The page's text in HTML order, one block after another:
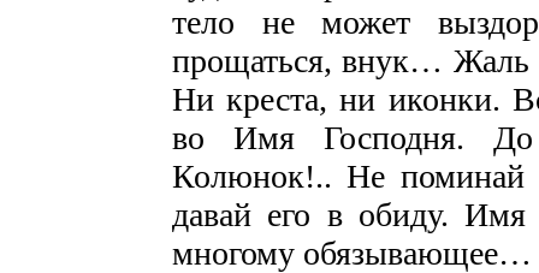
тело не может
прощаться, внук… Жаль
Ни креста, ни иконки.
во Имя Господня.
Колюнок!.. Не поминай
давай его в обиду. Имя
многому